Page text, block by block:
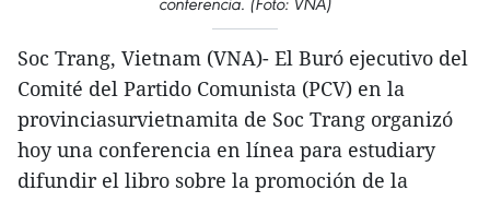
Soc Trang, Vietnam (VNA)- El Buró ejecutivo del
Comité del Partido Comunista (PCV) en la
provinciasurvietnamita de Soc Trang organizó
hoy una conferencia en línea para estudiary
difundir el libro sobre la promoción de la